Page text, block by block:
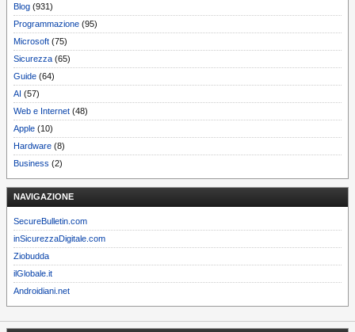
Blog (931)
Programmazione (95)
Microsoft (75)
Sicurezza (65)
Guide (64)
AI (57)
Web e Internet (48)
Apple (10)
Hardware (8)
Business (2)
NAVIGAZIONE
SecureBulletin.com
inSicurezzaDigitale.com
Ziobudda
ilGlobale.it
Androidiani.net